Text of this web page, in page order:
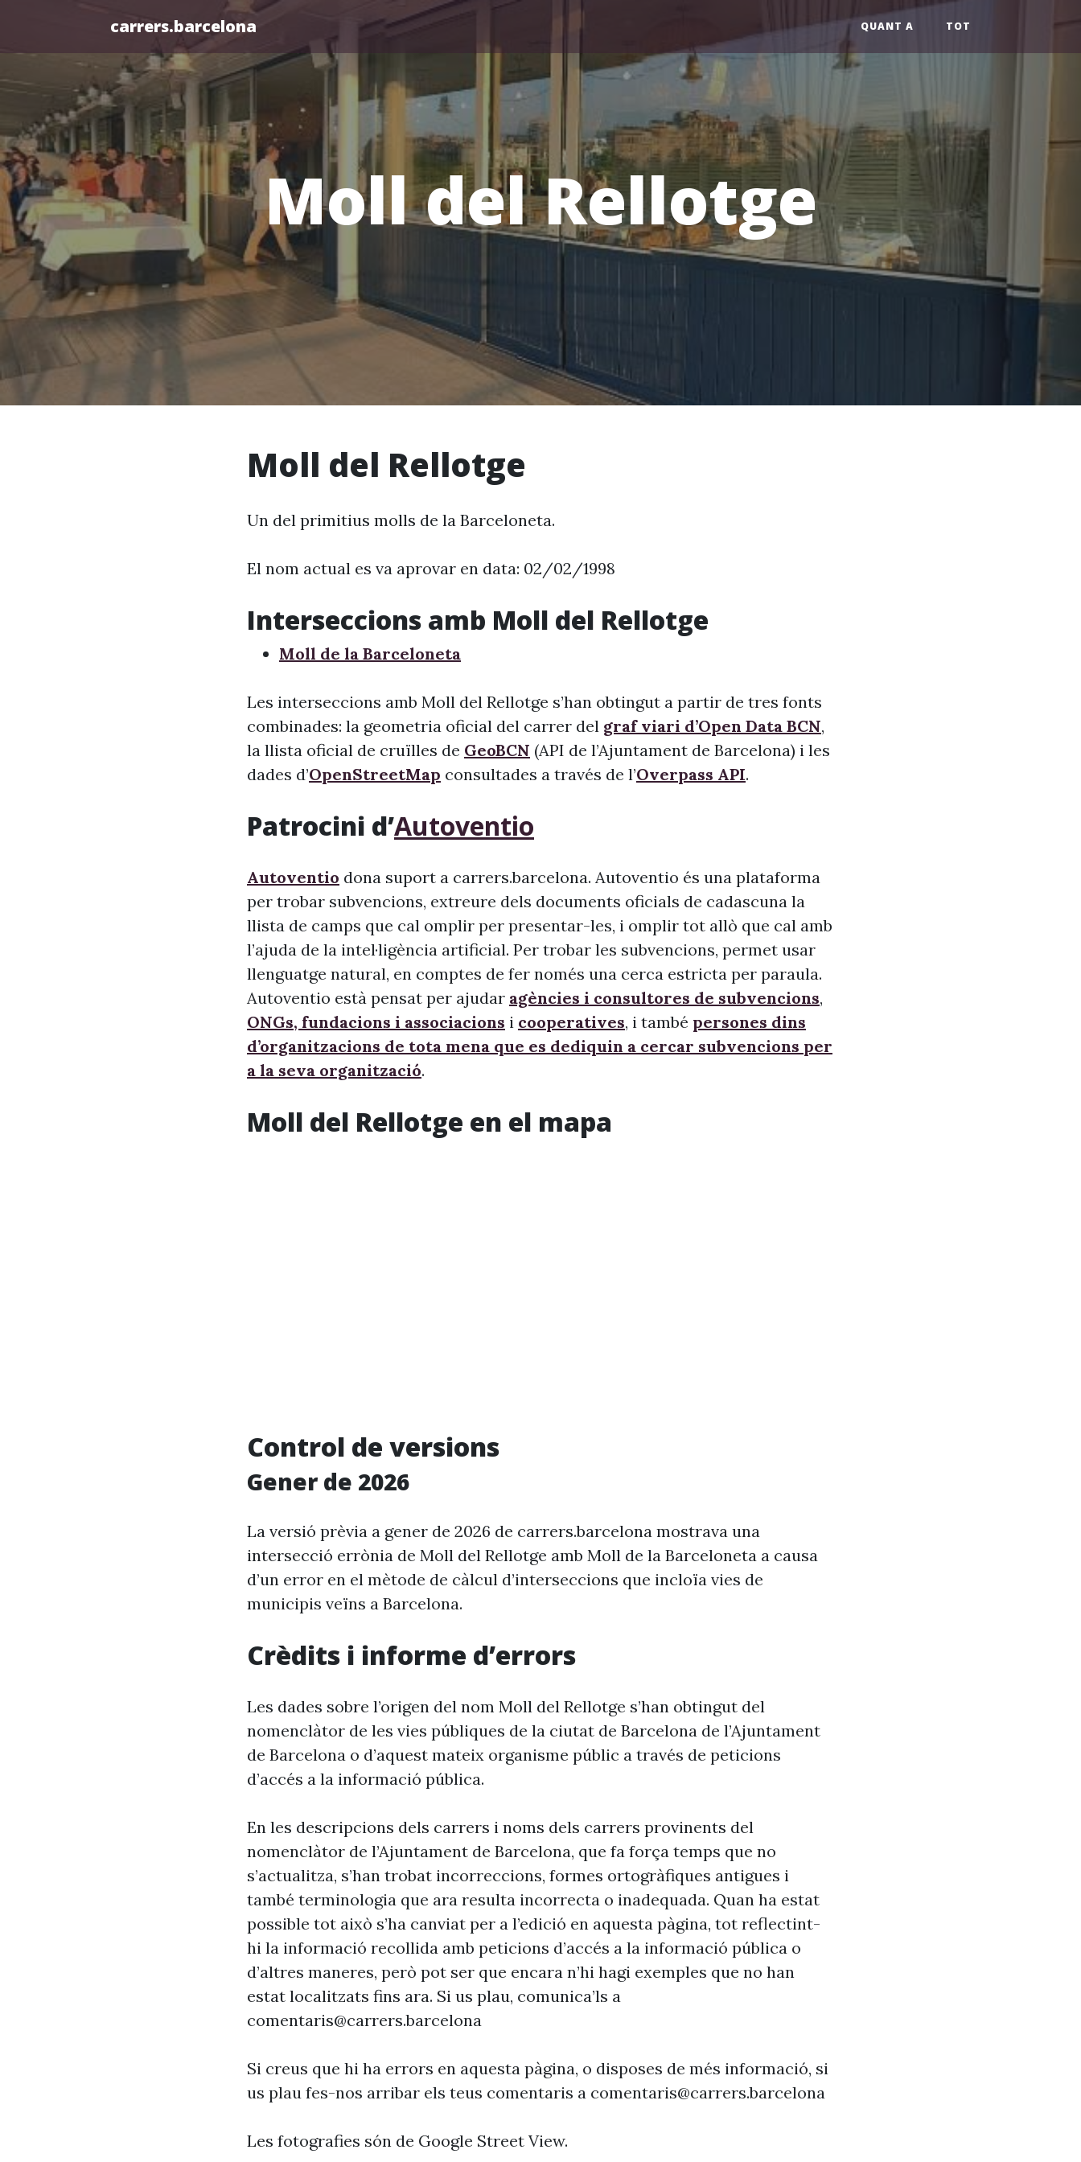
carrers.barcelona QUANT A TOT
Moll del Rellotge
Moll del Rellotge
Un del primitius molls de la Barceloneta.
El nom actual es va aprovar en data: 02/02/1998
Interseccions amb Moll del Rellotge
Moll de la Barceloneta
Les interseccions amb Moll del Rellotge s’han obtingut a partir de tres fonts
combinades: la geometria oficial del carrer del graf viari d’Open Data BCN,
la llista oficial de cruïlles de GeoBCN (API de l’Ajuntament de Barcelona) i les
dades d’OpenStreetMap consultades a través de l’Overpass API.
Patrocini d’Autoventio
Autoventio dona suport a carrers.barcelona. Autoventio és una plataforma
per trobar subvencions, extreure dels documents oficials de cadascuna la
llista de camps que cal omplir per presentar-les, i omplir tot allò que cal amb
l’ajuda de la intel·ligència artificial. Per trobar les subvencions, permet usar
llenguatge natural, en comptes de fer només una cerca estricta per paraula.
Autoventio està pensat per ajudar agències i consultores de subvencions,
ONGs, fundacions i associacions i cooperatives, i també persones dins
d’organitzacions de tota mena que es dediquin a cercar subvencions per
a la seva organització.
Moll del Rellotge en el mapa
Control de versions
Gener de 2026
La versió prèvia a gener de 2026 de carrers.barcelona mostrava una
intersecció errònia de Moll del Rellotge amb Moll de la Barceloneta a causa
d’un error en el mètode de càlcul d’interseccions que incloïa vies de
municipis veïns a Barcelona.
Crèdits i informe d’errors
Les dades sobre l’origen del nom Moll del Rellotge s’han obtingut del
nomenclàtor de les vies públiques de la ciutat de Barcelona de l’Ajuntament
de Barcelona o d’aquest mateix organisme públic a través de peticions
d’accés a la informació pública.
En les descripcions dels carrers i noms dels carrers provinents del
nomenclàtor de l’Ajuntament de Barcelona, que fa força temps que no
s’actualitza, s’han trobat incorreccions, formes ortogràfiques antigues i
també terminologia que ara resulta incorrecta o inadequada. Quan ha estat
possible tot això s’ha canviat per a l’edició en aquesta pàgina, tot reflectint-
hi la informació recollida amb peticions d’accés a la informació pública o
d’altres maneres, però pot ser que encara n’hi hagi exemples que no han
estat localitzats fins ara. Si us plau, comunica’ls a
comentaris@carrers.barcelona
Si creus que hi ha errors en aquesta pàgina, o disposes de més informació, si
us plau fes-nos arribar els teus comentaris a comentaris@carrers.barcelona
Les fotografies són de Google Street View.